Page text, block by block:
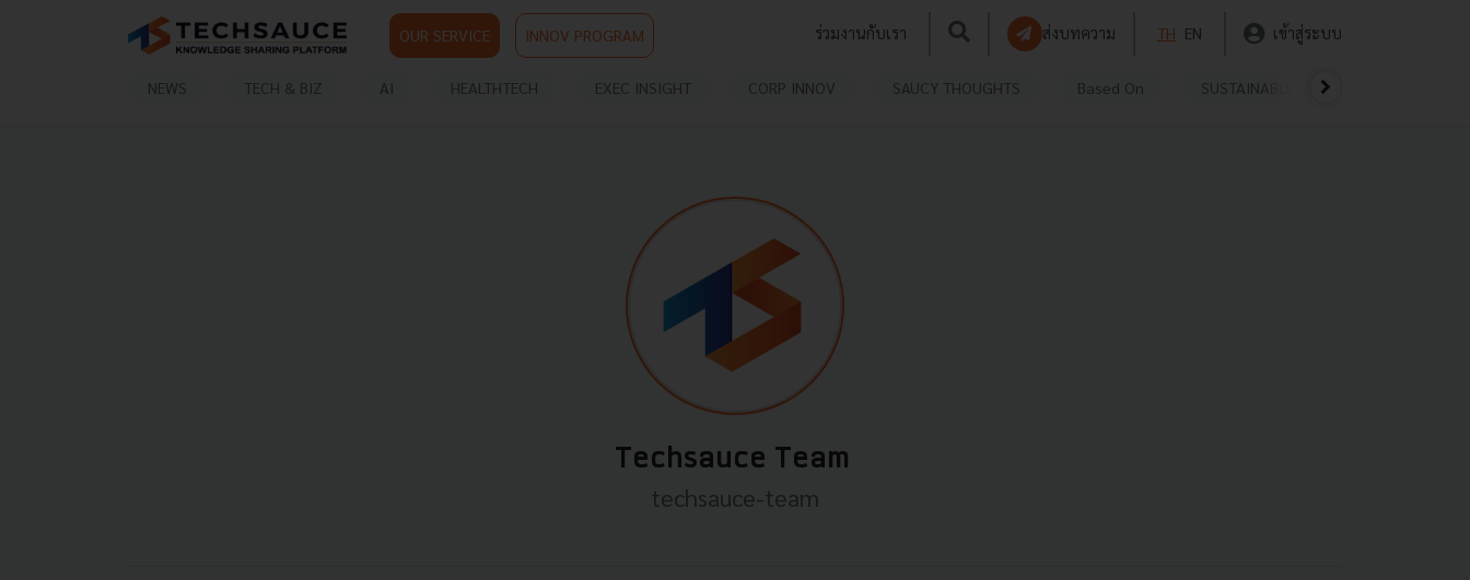
OUR SERVICE INNOV PROGRAM ร่วมงานกับเรา ส่งบทความ TH EN เข้าสู่ระบบ
NEWS TECH & BIZ AI HEALTHTECH EXEC INSIGHT CORP INNOV SAUCY THOUGHTS Based On SUSTAINABLE
Techsauce Team
techsauce-team